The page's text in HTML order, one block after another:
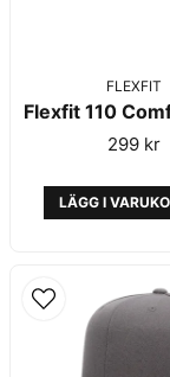
FLEXFIT
299 kr
LÄGG I